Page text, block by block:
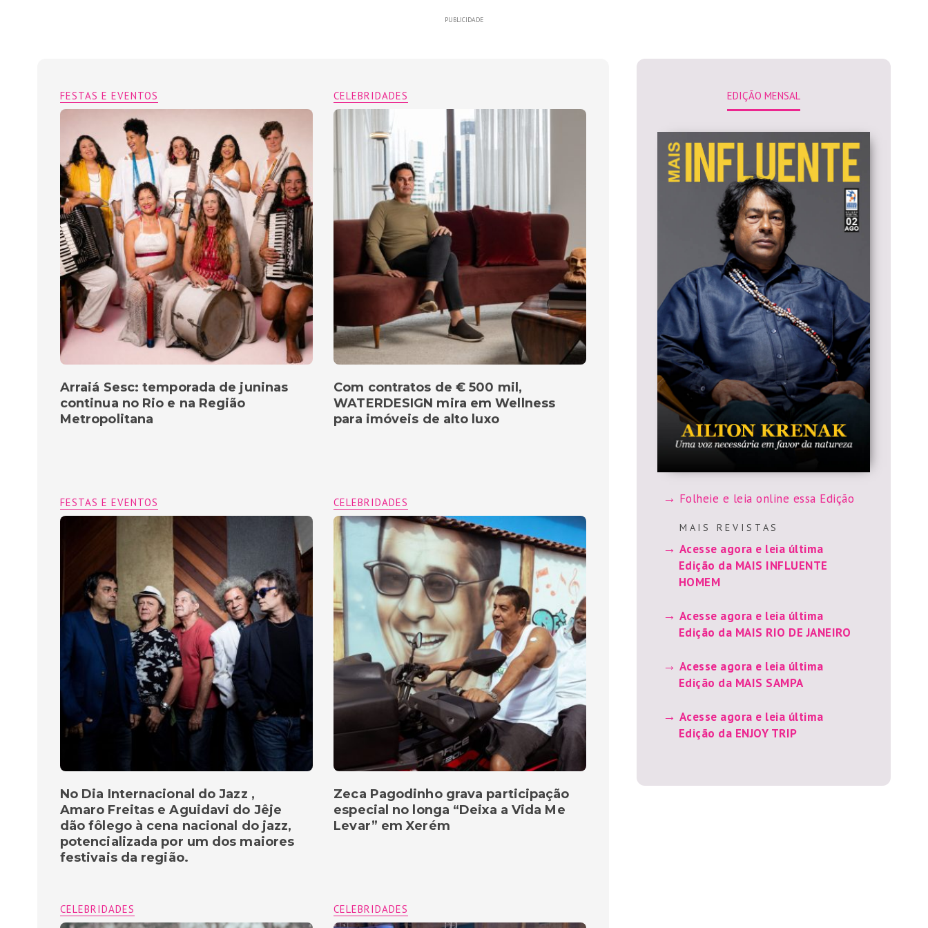
PUBLICIDADE
CELEBRIDADES
Com contratos de € 500 mil,
WATERDESIGN mira em Wellness
para imóveis de alto luxo
FESTAS E EVENTOS
Arraiá Sesc: temporada de juninas
continua no Rio e na Região
Metropolitana
CELEBRIDADES
Zeca Pagodinho grava participação
especial no longa “Deixa a Vida Me
Levar” em Xerém
FESTAS E EVENTOS
No Dia Internacional do Jazz ,
Amaro Freitas e Aguidavi do Jêje
dão fôlego à cena nacional do jazz,
potencializada por um dos maiores
festivais da região.
CELEBRIDADES
CELEBRIDADES
EDIÇÃO MENSAL
Folheie e leia online essa Edição
M A I S R E V I S T A S
Acesse agora e leia última
Edição da MAIS INFLUENTE
HOMEM
Acesse agora e leia última
Edição da MAIS RIO DE JANEIRO
Acesse agora e leia última
Edição da MAIS SAMPA
Acesse agora e leia última
Edição da ENJOY TRIP